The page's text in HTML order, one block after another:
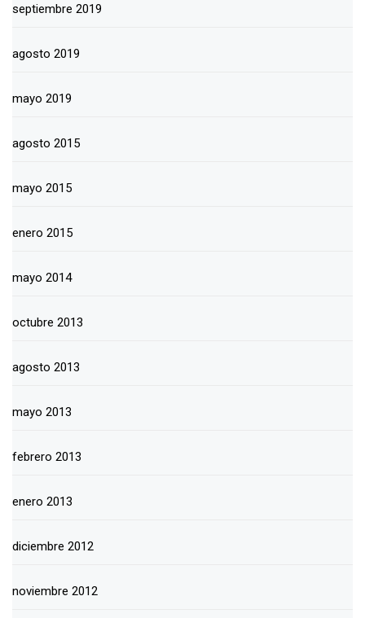
septiembre 2019
agosto 2019
mayo 2019
agosto 2015
mayo 2015
enero 2015
mayo 2014
octubre 2013
agosto 2013
mayo 2013
febrero 2013
enero 2013
diciembre 2012
noviembre 2012